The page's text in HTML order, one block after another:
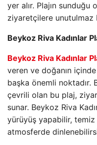
yer alır. Plajın
ziyaretçilere unutulmaz
Beykoz Riva Kadınlar
Beykoz Riva Kadınlar
veren ve doğanın
başka önemli noktadır.
çevrili olan bu plaj,
sunar. Beykoz Riva
yürüyüş yapabilir,
atmosferde